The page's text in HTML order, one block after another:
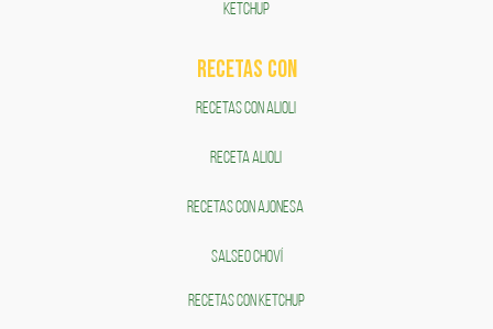
KETCHUP
RECETAS COn
RECETAS CON ALIOLI
RECETA ALIOLI
RECETAS CON AJONESA
SALSEO CHOVÍ
RECETAS CON KETCHUP